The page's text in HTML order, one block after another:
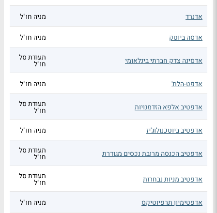
אדנרד מניה חו"ל
אדסה ביוטק מניה חו"ל
אדסינה צדק חברתי בינלאומי תעודת סל
חו"ל
אדפט-הלת'
מניה חו"ל
אדפטיב אלפא הזדמנויות תעודת סל
חו"ל
אדפטיב ביוטכנולוג'יז
מניה חו"ל
אדפטיב הכנסה מרובת נכסים מגודרת תעודת סל
חו"ל
אדפטיב מניות נבחרות תעודת סל
חו"ל
אדפטימיון תרפיוטיקס
מניה חו"ל